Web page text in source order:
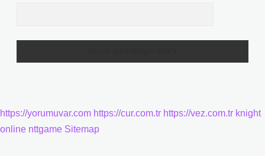
https://yorumuvar.com https://cur.com.tr https://vez.com.tr knight
online nttgame Sitemap